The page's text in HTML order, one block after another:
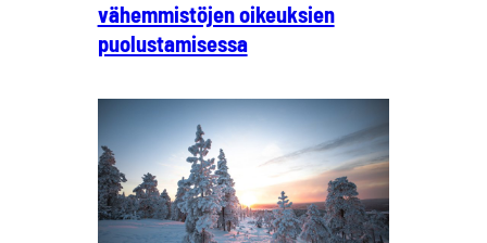
vähemmistöjen oikeuksien
puolustamisessa